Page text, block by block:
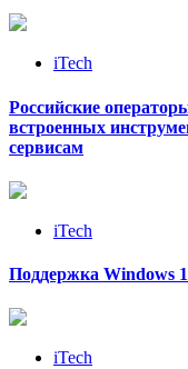
iTech
Российские
встроенных
сервисам
iTech
Поддержка Windows
iTech